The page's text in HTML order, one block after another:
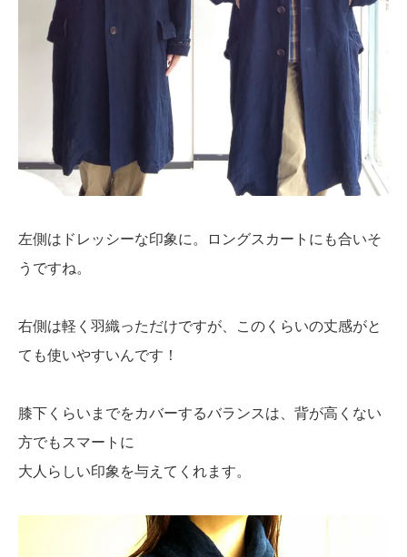
左側はドレッシーな印象に。ロングスカートにも合いそ
うですね。
右側は軽く羽織っただけですが、このくらいの丈感がと
ても使いやすいんです！
膝下くらいまでをカバーするバランスは、背が高くない
方でもスマートに
大人らしい印象を与えてくれます。